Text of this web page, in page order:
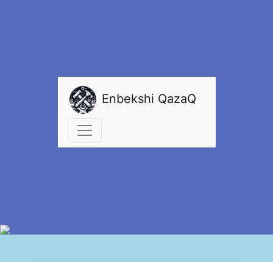
Enbekshi QazaQ